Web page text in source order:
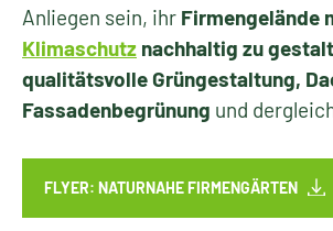
Anliegen sein, ihr Firmengelände
Klimaschutz nachhaltig zu
qualitätsvolle Grüngestaltung,
Fassadenbegrünung und
FLYER: NATURNAHE FIRMENGÄRTEN